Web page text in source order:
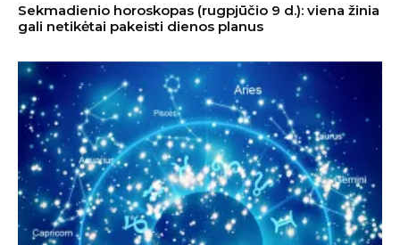
Sekmadienio horoskopas (rugpjūčio 9 d.): viena žinia
gali netikėtai pakeisti dienos planus